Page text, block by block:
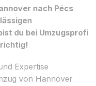
nach Pécs
du bei Umzugsprofi
Expertise
von Hannover